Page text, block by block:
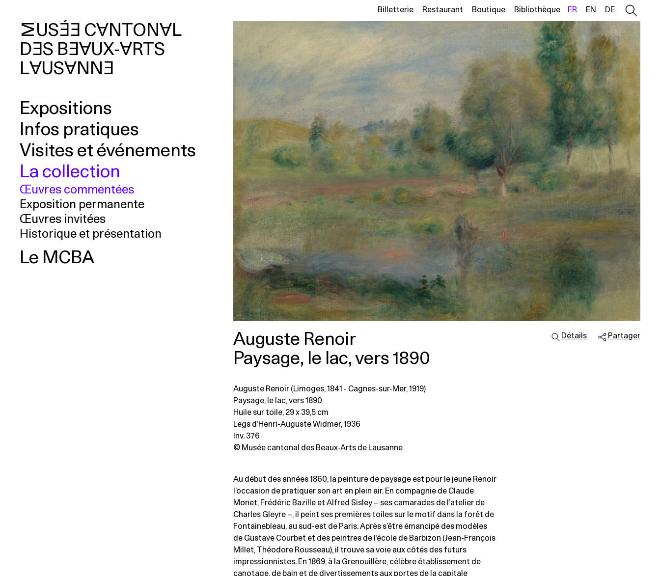
MUSÉE CANTONAL
DES BEAUX‑ARTS
LAUSANNE
Expositions
Infos pratiques
Visites et événements
La collection
Œuvres commentées
Exposition permanente
Œuvres invitées
Historique et présentation
Le MCBA
Billetterie Restaurant Boutique Bibliothèque FR EN DE
Auguste Renoir
Paysage, le lac, vers 1890
Détails Partager
Auguste Renoir (Limoges, 1841 - Cagnes-sur-Mer, 1919)
Paysage, le lac, vers 1890
Huile sur toile, 29 x 39,5 cm
Legs d’Henri-Auguste Widmer, 1936
Inv. 376
© Musée cantonal des Beaux-Arts de Lausanne
Au début des années 1860, la peinture de paysage est pour le jeune Renoir
l’occasion de pratiquer son art en plein air. En compagnie de Claude
Monet, Frédéric Bazille et Alfred Sisley – ses camarades de l’atelier de
Charles Gleyre –, il peint ses premières toiles sur le motif dans la forêt de
Fontainebleau, au sud-est de Paris. Après s’être émancipé des modèles
de Gustave Courbet et des peintres de l’école de Barbizon (Jean-François
Millet, Théodore Rousseau), il trouve sa voie aux côtés des futurs
impressionnistes. En 1869, à la Grenouillère, célèbre établissement de
canotage, de bain et de divertissements aux portes de la capitale